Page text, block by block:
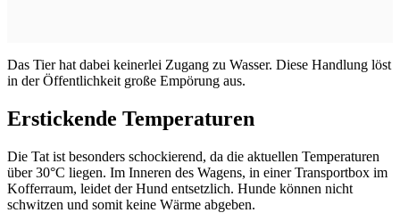
Das Tier hat dabei keinerlei Zugang zu Wasser. Diese Handlung löst
in der Öffentlichkeit große Empörung aus.
Erstickende Temperaturen
Die Tat ist besonders schockierend, da die aktuellen Temperaturen
über 30°C liegen. Im Inneren des Wagens, in einer Transportbox im
Kofferraum, leidet der Hund entsetzlich. Hunde können nicht
schwitzen und somit keine Wärme abgeben.